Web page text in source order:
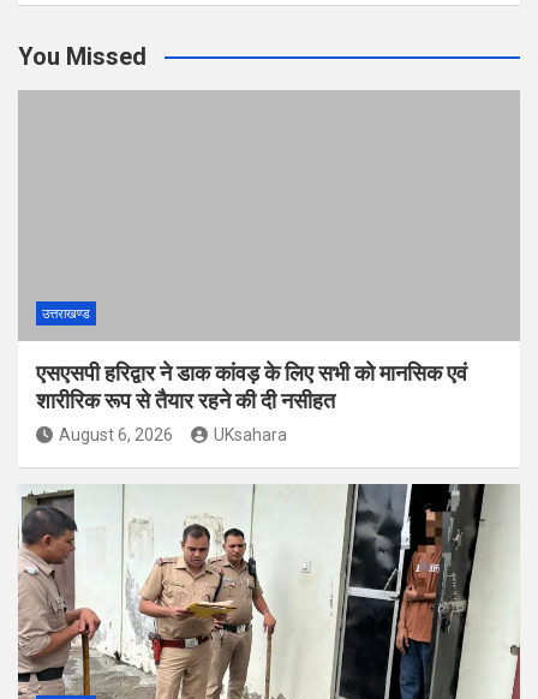
You Missed
उत्तराखण्ड
एसएसपी हरिद्वार ने डाक कांवड़ के लिए सभी को मानसिक एवं
शारीरिक रूप से तैयार रहने की दी नसीहत
August 6, 2026 UKsahara